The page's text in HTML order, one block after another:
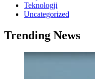
Teknologji
Uncategorized
Trending News